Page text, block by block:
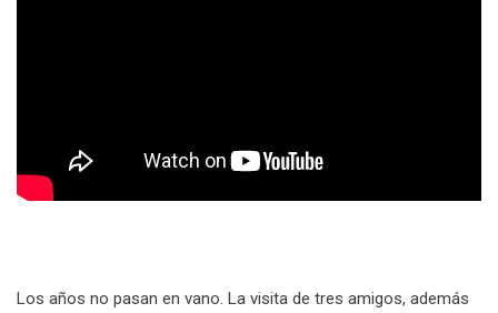
Los años no pasan en vano. La visita de tres amigos, además